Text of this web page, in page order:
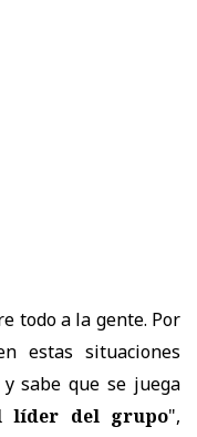
todo a la gente. Por
estas situaciones
sabe que se juega
líder del grupo",